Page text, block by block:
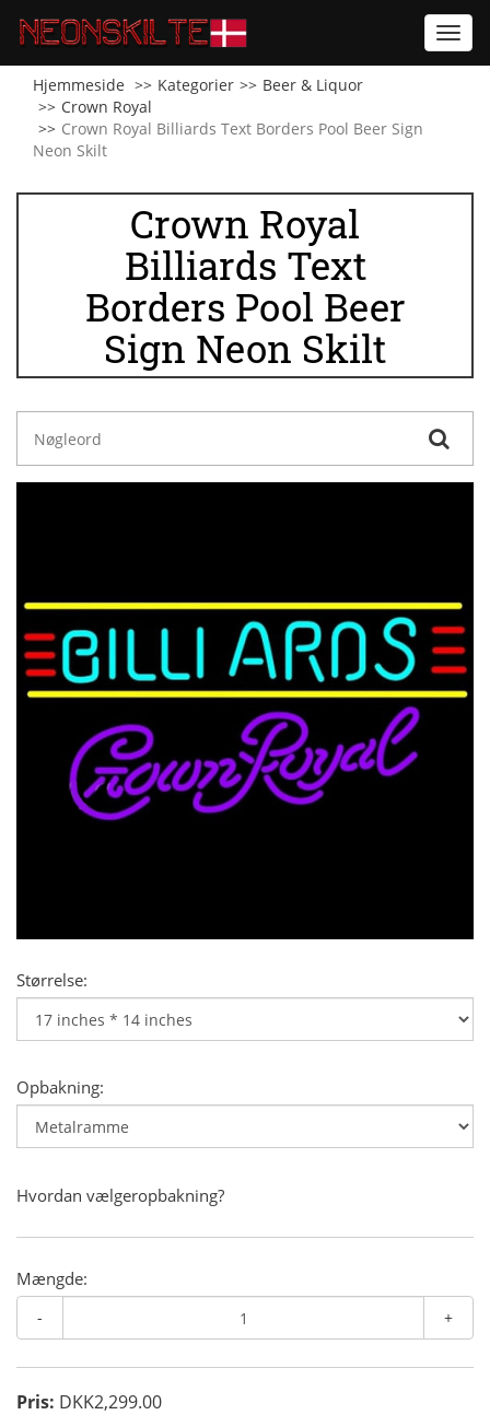
Hjemmeside
Kategorier
Beer & Liquor
Crown Royal
Crown Royal Billiards Text Borders Pool Beer Sign
Neon Skilt
Crown Royal
Billiards Text
Borders Pool Beer
Sign Neon Skilt
Størrelse:
Opbakning:
Hvordan vælgeropbakning?
Mængde:
- +
Pris: DKK2,299.00